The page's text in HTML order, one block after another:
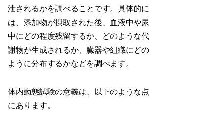
泄されるかを調べることです。具体的に
は、添加物が摂取された後、血液中や尿
中にどの程度残留するか、どのような代
謝物が生成されるか、臓器や組織にどの
ように分布するかなどを調べます。
体内動態試験の意義は、以下のような点
にあります。